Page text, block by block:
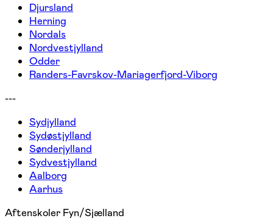
Djursland
Herning
Nordals
Nordvestjylland
Odder
Randers-Favrskov-Mariagerfjord-Viborg
---
Sydjylland
Sydøstjylland
Sønderjylland
Sydvestjylland
Aalborg
Aarhus
Aftenskoler Fyn/Sjælland